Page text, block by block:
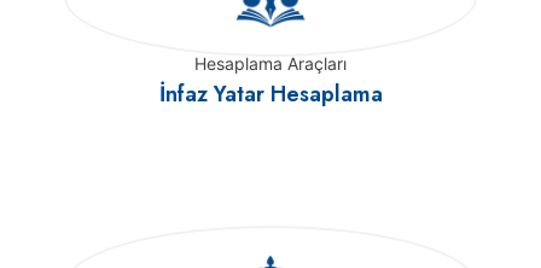
Hesaplama Araçları
İnfaz Yatar Hesaplama